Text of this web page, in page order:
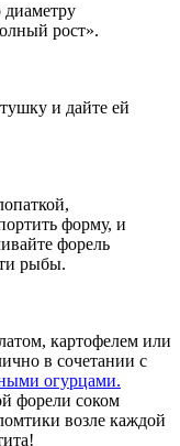
диаметру
рост».
и дайте ей
форму, и
форель
рыбы.
картофелем или
в сочетании с
огурцами.
форели соком
возле каждой